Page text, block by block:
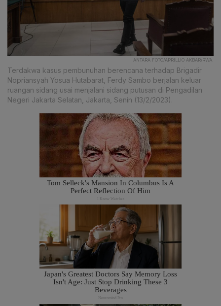
ANTARA FOTO/APRILLIO AKBAR/RWA.
Terdakwa kasus pembunuhan berencana terhadap Brigadir
Nopriansyah Yosua Hutabarat, Ferdy Sambo berjalan keluar
ruangan sidang usai menjalani sidang putusan di Pengadilan
Negeri Jakarta Selatan, Jakarta, Senin (13/2/2023).